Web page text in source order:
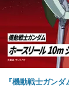
『機動戦士ガン
リールが予約開
エンブレム、型